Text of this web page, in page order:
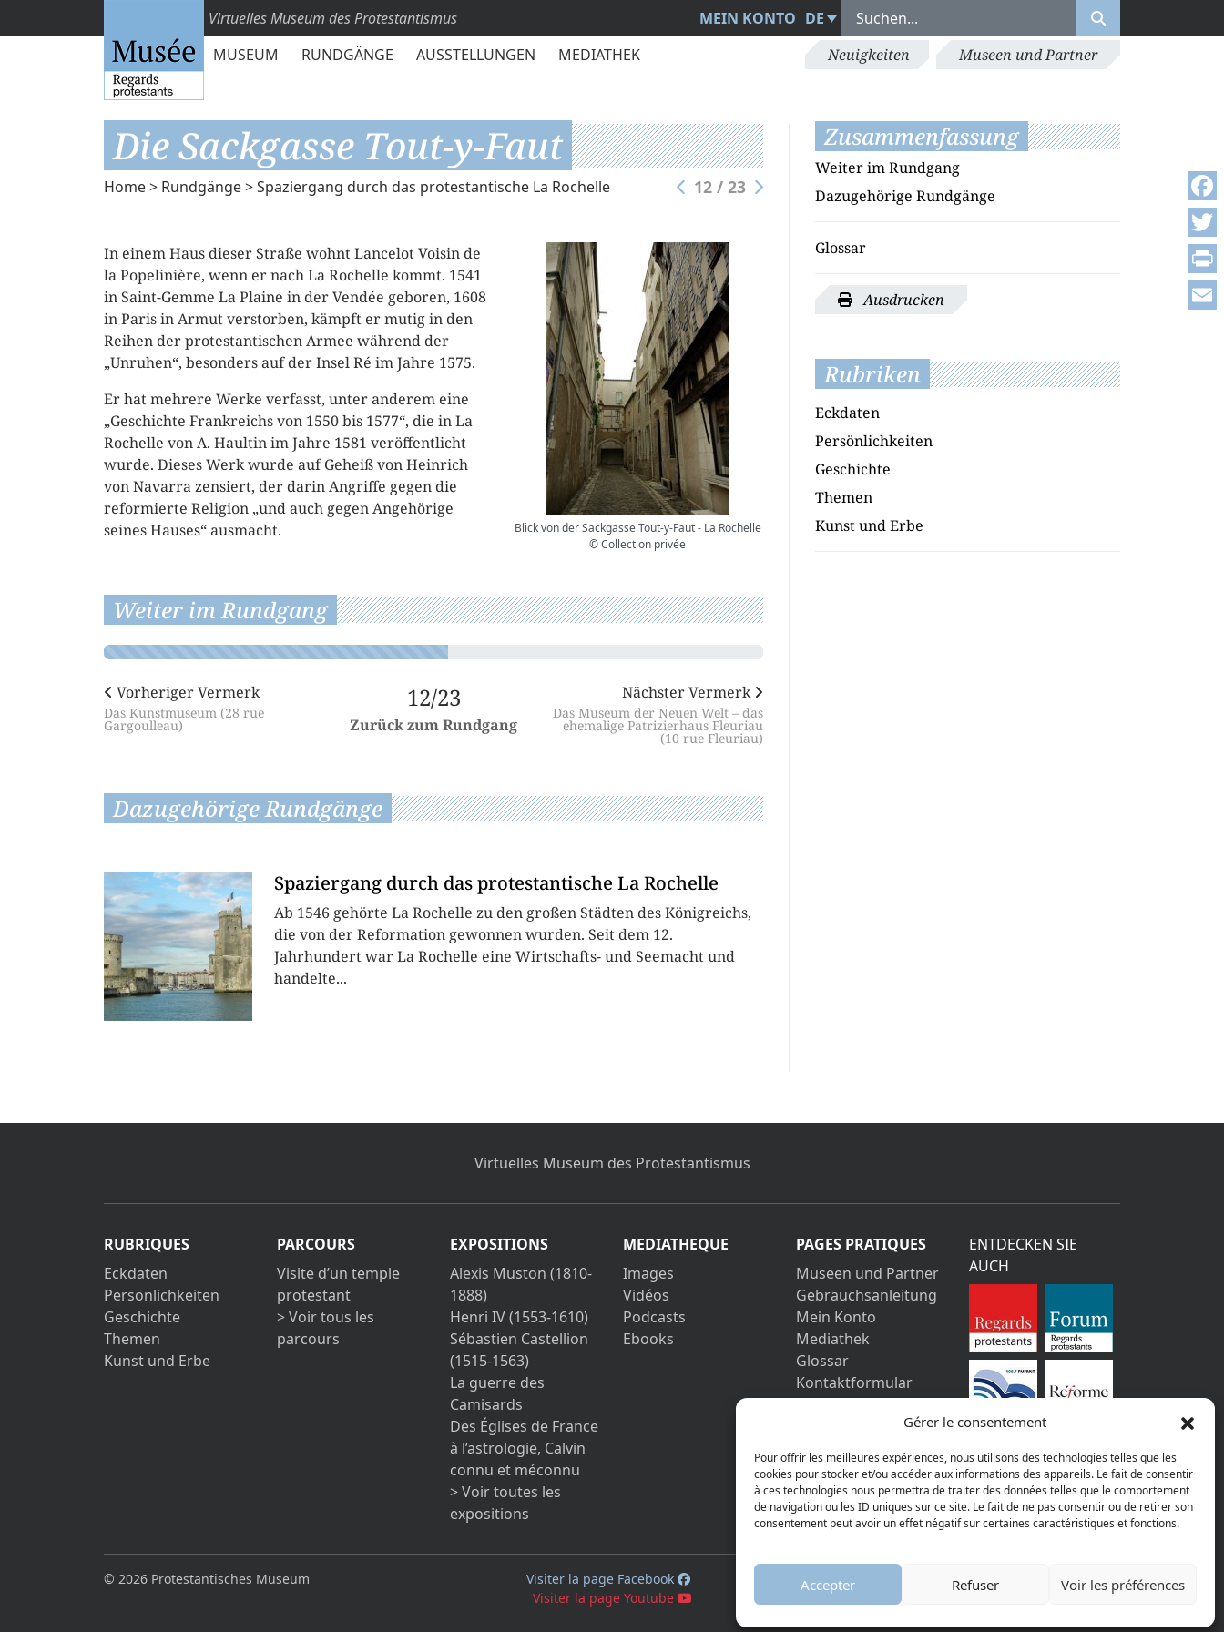
Gérer le consentement
Pour offrir les meilleures expériences, nous utilisons des technologies telles que les
cookies pour stocker et/ou accéder aux informations des appareils. Le fait de consentir
à ces technologies nous permettra de traiter des données telles que le comportement
de navigation ou les ID uniques sur ce site. Le fait de ne pas consentir ou de retirer son
consentement peut avoir un effet négatif sur certaines caractéristiques et fonctions.
Accepter Refuser Voir les préférences
Virtuelles Museum des Protestantismus MEIN KONTO DE
MUSEUM
RUNDGÄNGE AUSSTELLUNGEN MEDIATHEK Neuigkeiten Museen und Partner
Die Sackgasse Tout-y-Faut
Home> Rundgänge>Spaziergang durch das protestantische La Rochelle 12 / 23
Blick von der Sackgasse Tout-y-Faut - La Rochelle
© Collection privée
In einem Haus dieser Straße wohnt Lancelot Voisin de
la Popelinière, wenn er nach La Rochelle kommt. 1541
in Saint-Gemme La Plaine in der Vendée geboren, 1608
in Paris in Armut verstorben, kämpft er mutig in den
Reihen der protestantischen Armee während der
„Unruhen“, besonders auf der Insel Ré im Jahre 1575.
Er hat mehrere Werke verfasst, unter anderem eine
„Geschichte Frankreichs von 1550 bis 1577“, die in La
Rochelle von A. Haultin im Jahre 1581 veröffentlicht
wurde. Dieses Werk wurde auf Geheiß von Heinrich
von Navarra zensiert, der darin Angriffe gegen die
reformierte Religion „und auch gegen Angehörige
seines Hauses“ ausmacht.
Weiter im Rundgang
Vorheriger Vermerk
Das Kunstmuseum (28 rue
Gargoulleau)
12/23
Zurück zum Rundgang
Nächster Vermerk
Das Museum der Neuen Welt – das
ehemalige Patrizierhaus Fleuriau
(10 rue Fleuriau)
Dazugehörige Rundgänge
Spaziergang durch das protestantische La Rochelle
Ab 1546 gehörte La Rochelle zu den großen Städten des Königreichs,
die von der Reformation gewonnen wurden. Seit dem 12.
Jahrhundert war La Rochelle eine Wirtschafts- und Seemacht und
handelte...
Zusammenfassung
Weiter im Rundgang
Dazugehörige Rundgänge
Glossar
Ausdrucken
Rubriken
Eckdaten
Persönlichkeiten
Geschichte
Themen
Kunst und Erbe
Virtuelles Museum des Protestantismus
RUBRIQUES
Eckdaten
Persönlichkeiten
Geschichte
Themen
Kunst und Erbe
PARCOURS
Visite d’un temple
protestant
> Voir tous les
parcours
EXPOSITIONS
Alexis Muston (1810-
1888)
Henri IV (1553-1610)
Sébastien Castellion
(1515-1563)
La guerre des
Camisards
Des Églises de France
à l’astrologie, Calvin
connu et méconnu
> Voir toutes les
expositions
MEDIATHEQUE
Images
Vidéos
Podcasts
Ebooks
PAGES PRATIQUES
Museen und Partner
Gebrauchsanleitung
Mein Konto
Mediathek
Glossar
Kontaktformular
Impressum
Bestimmungen
ENTDECKEN SIE
AUCH
© 2026 Protestantisches Museum
Visiter la page Facebook
Visiter la page Youtube
AGGELOS
Print